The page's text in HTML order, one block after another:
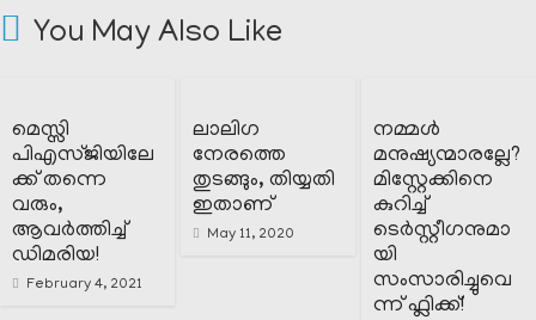
You May Also Like
മെസ്സി
പിഎസ്ജിയിലേ
ക്ക് തന്നെ
വരും,
ആവർത്തിച്ച്
ഡിമരിയ!
February 4, 2021
ലാലിഗ
നേരത്തെ
തുടങ്ങും, തിയ്യതി
ഇതാണ്
May 11, 2020
നമ്മൾ
മനുഷ്യന്മാരല്ലേ?
മിസ്റ്റേക്കിനെ
കുറിച്ച്
ടെർസ്റ്റീഗനുമാ
യി
സംസാരിച്ചുവെ
ന്ന് ഫ്ലിക്ക്!